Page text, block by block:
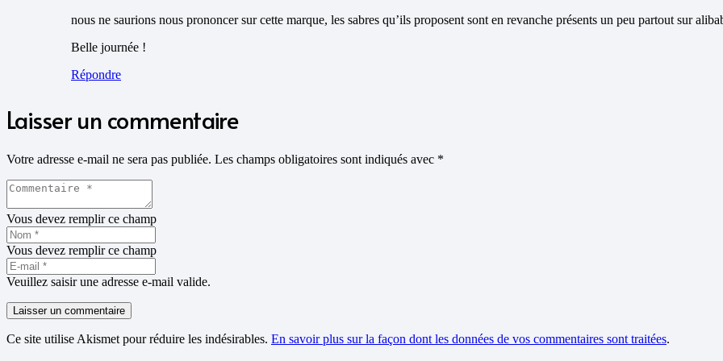
nous ne saurions nous prononcer sur cette marque, les sabres qu’ils proposent sont en revanche présents un peu partout sur
Belle journée !
Répondre
Laisser un commentaire
Votre adresse e-mail ne sera pas publiée. Les champs obligatoires sont indiqués avec *
Vous devez remplir ce champ
Vous devez remplir ce champ
Veuillez saisir une adresse e-mail valide.
Laisser un commentaire
Ce site utilise Akismet pour réduire les indésirables. En savoir plus sur la façon dont les données de vos commentaires sont traitées.